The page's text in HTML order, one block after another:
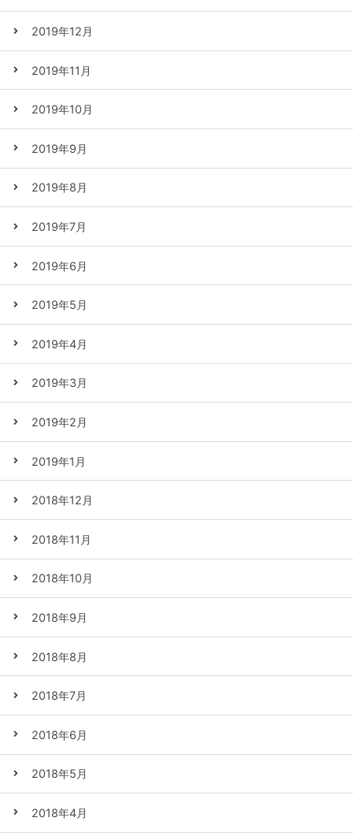
2019年12月
2019年11月
2019年10月
2019年9月
2019年8月
2019年7月
2019年6月
2019年5月
2019年4月
2019年3月
2019年2月
2019年1月
2018年12月
2018年11月
2018年10月
2018年9月
2018年8月
2018年7月
2018年6月
2018年5月
2018年4月